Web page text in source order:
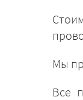
Мы
Все